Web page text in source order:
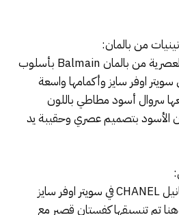
من بالمان:
اطلالة تجمع بين الأناقة والعصرية من بالمان Balmain بأسلوب
اوفر سايز وأكمامها واسعة
سروال أسود مطاطي باللون
الأسود بتصميم عصري وحقيبة يد
لوك ملفت وحيوي من شانيل CHANEL في سويتر اوفر سايز
وهنا تم تنسيقها كفستان قصير مع